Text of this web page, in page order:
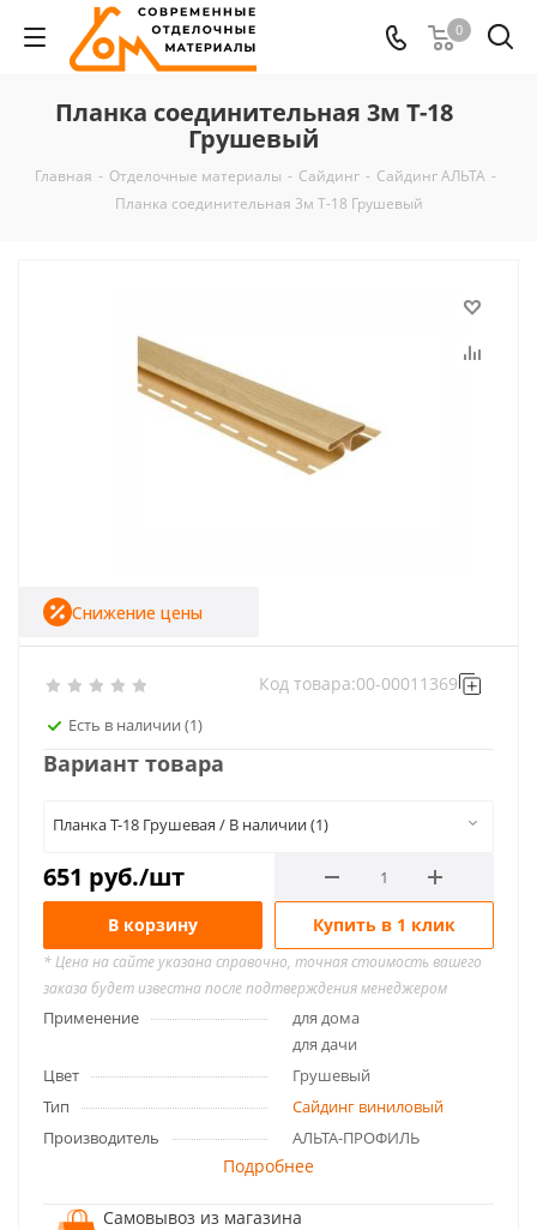
0
Планка соединительная 3м Т-18
Грушевый
Главная - Отделочные материалы - Сайдинг - Сайдинг АЛЬТА -
Планка соединительная 3м Т-18 Грушевый
Есть в наличии (1)
Код товара:00-00011369
Вариант товара
Планка Т-18 Грушевая / В наличии (1)
651 руб./шт
Снижение цены
В корзину Купить в 1 клик
* Цена на сайте указана справочно, точная стоимость вашего
заказа будет известна после подтверждения менеджером
Применение
для дома
для дачи
Цвет
Грушевый
Тип
Сайдинг виниловый
Производитель
АЛЬТА-ПРОФИЛЬ
Подробнее
Самовывоз из магазина